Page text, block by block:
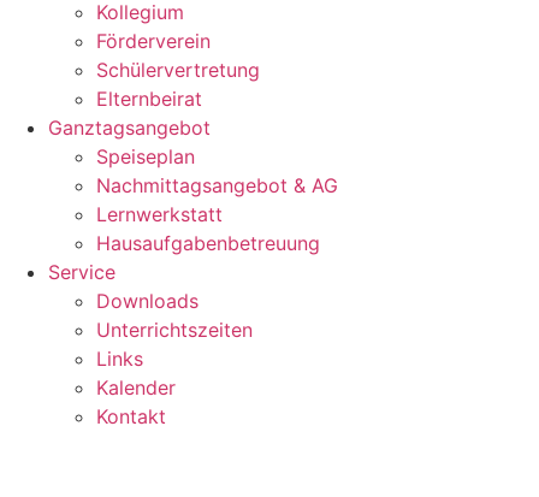
Kollegium
Förderverein
Schülervertretung
Elternbeirat
Ganztagsangebot
Speiseplan
Nachmittagsangebot & AG
Lernwerkstatt
Hausaufgabenbetreuung
Service
Downloads
Unterrichtszeiten
Links
Kalender
Kontakt